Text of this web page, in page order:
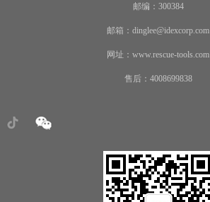
邮编：300384
邮箱：dinglee@idexcorp.com
网址：www.rescue-tools.com
售后：4008699838